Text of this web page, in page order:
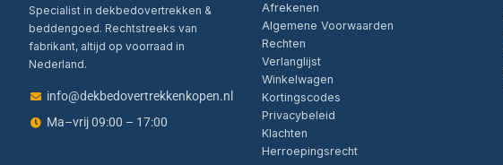
Specialist in dekbedovertrekken &
beddengoed. Rechtstreeks van
fabrikant, altijd op voorraad in
Nederland.
info@dekbedovertrekkenkopen.nl
Ma–vrij 09:00 – 17:00
Afrekenen
Algemene Voorwaarden
Rechten
Verlanglijst
Winkelwagen
Kortingscodes
Privacybeleid
Klachten
Herroepingsrecht